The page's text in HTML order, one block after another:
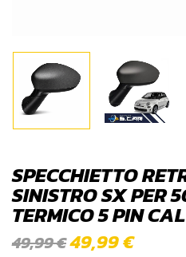
SPECCHIETTO
SINISTRO SX PER
TERMICO 5 PIN
49,99€49,99€